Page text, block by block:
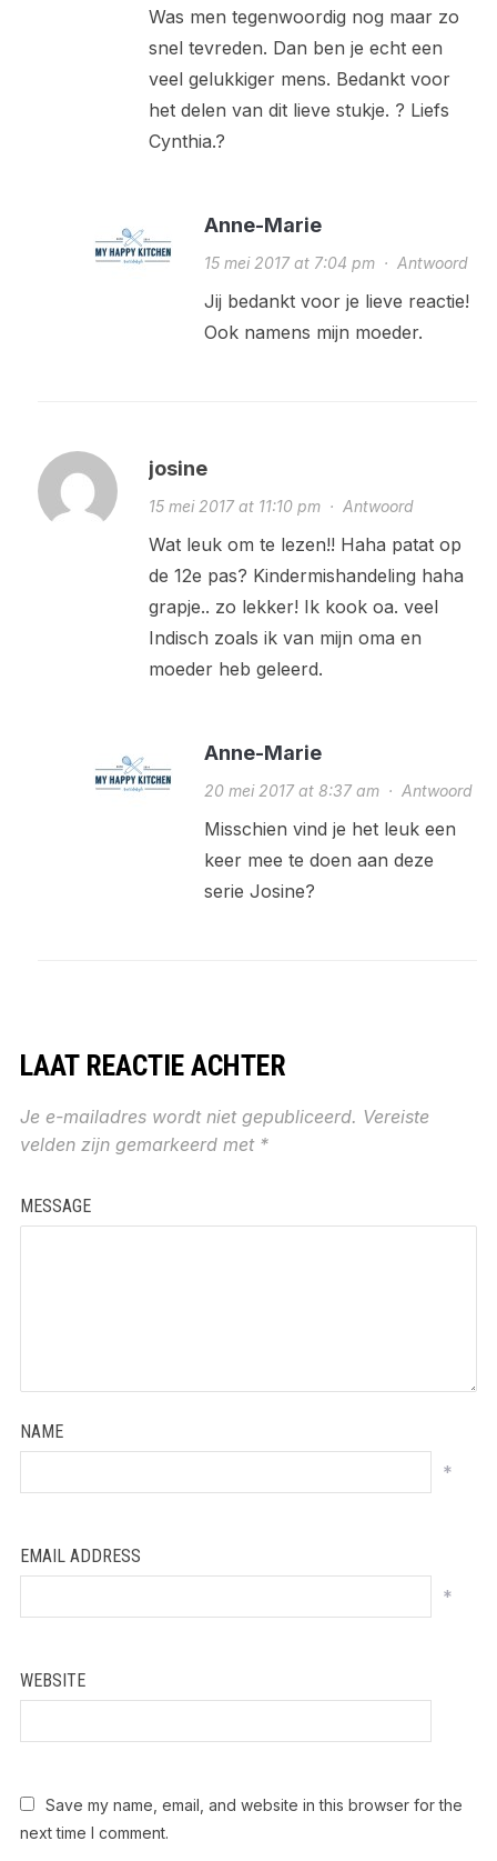
Was men tegenwoordig nog maar zo
snel tevreden. Dan ben je echt een
veel gelukkiger mens. Bedankt voor
het delen van dit lieve stukje. ? Liefs
Cynthia.?
Anne-Marie
15 mei 2017 at 7:04 pm· Antwoord
Jij bedankt voor je lieve reactie!
Ook namens mijn moeder.
josine
15 mei 2017 at 11:10 pm· Antwoord
Wat leuk om te lezen!! Haha patat op
de 12e pas? Kindermishandeling haha
grapje.. zo lekker! Ik kook oa. veel
Indisch zoals ik van mijn oma en
moeder heb geleerd.
Anne-Marie
20 mei 2017 at 8:37 am· Antwoord
Misschien vind je het leuk een
keer mee te doen aan deze
serie Josine?
LAAT REACTIE ACHTER
Je e-mailadres wordt niet gepubliceerd. Vereiste
velden zijn gemarkeerd met *
MESSAGE
NAME
*
EMAIL ADDRESS
*
WEBSITE
Save my name, email, and website in this browser for the
next time I comment.